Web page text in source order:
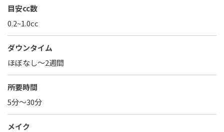
目安cc数
0.2~1.0cc
ダウンタイム
ほぼなし〜2週間
所要時間
5分～30分
メイク